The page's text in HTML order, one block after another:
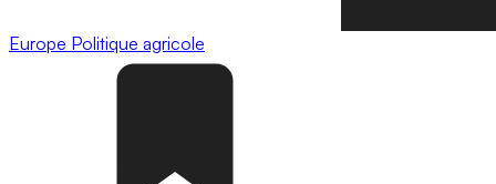
Europe Politique agricole